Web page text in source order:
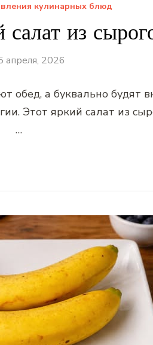
кулинарных блюд
из
апреля, 2026
обед, а буквально будят
Этот яркий салат из
…